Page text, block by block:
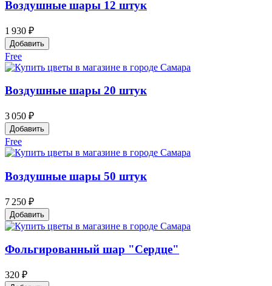
Воздушные шары 12 штук
1 930 ₽
Добавить
Free
Воздушные шары 20 штук
3 050 ₽
Добавить
Free
Воздушные шары 50 штук
7 250 ₽
Добавить
Фольгированный шар "Сердце"
320 ₽